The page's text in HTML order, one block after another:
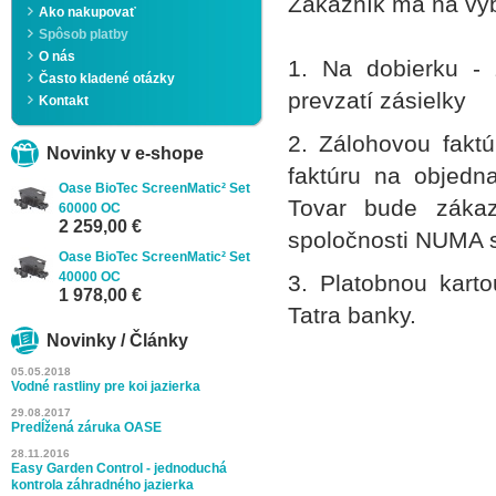
Ako nakupovať
Spôsob platby
O nás
Často kladené otázky
Kontakt
Novinky v e-shope
Oase BioTec ScreenMatic² Set
60000 OC
2 259,00 €
Oase BioTec ScreenMatic² Set
40000 OC
1 978,00 €
Novinky / Články
05.05.2018
Vodné rastliny pre koi jazierka
29.08.2017
Predĺžená záruka OASE
28.11.2016
Easy Garden Control - jednoduchá
kontrola záhradného jazierka
1. Na dobierku -
prevzatí zásielky
2. Zálohovou
faktúru na
Tovar bude
spoločnosti NUMA
3. Platobnou
Tatra banky.